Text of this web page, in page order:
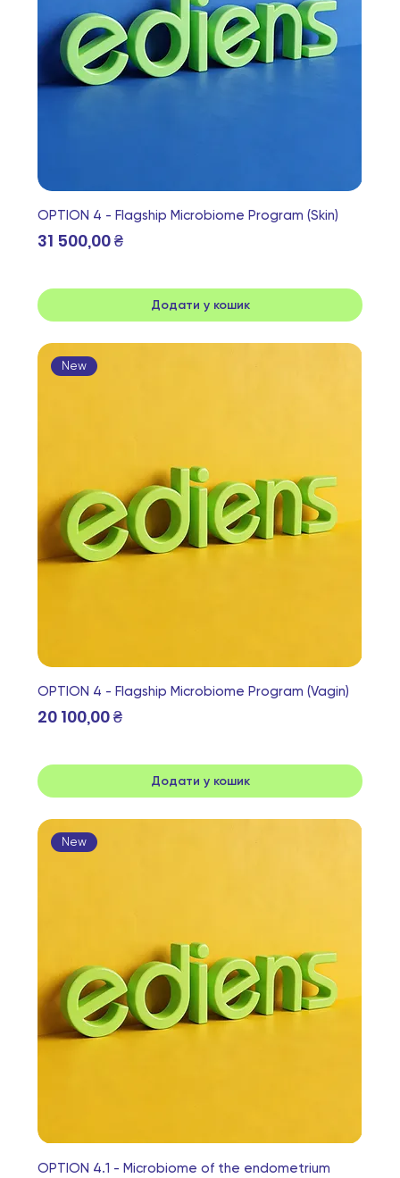
OPTION 4 - Flagship Microbiome Program (Skin)
Ціна
31 500,00 ₴
Додати у кошик
New
OPTION 4 - Flagship Microbiome Program (Vagin)
Ціна
20 100,00 ₴
Додати у кошик
New
OPTION 4.1 - Microbiome of the endometrium